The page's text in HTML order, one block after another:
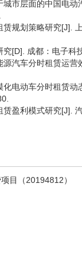
市层面的中国电动
规划策略研究[J].
[D]. 成都：电子科
汽车分时租赁运营
电动车分时租赁动
盈利模式研究[J].
目（20194812）